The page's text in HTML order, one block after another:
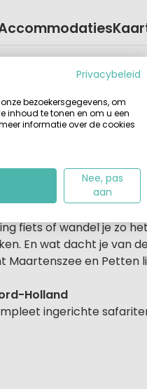
glampingcamping de
Geniet 's morgens
er ruimte genoeg om
te tafelvoetballen
Op 650 meter van
fiets of wandel je zo
En wat dacht je van
Maartenszee en Petten
Holland
ingerichte
Privacybeleid
bezoekersgegevens, om
inhoud te tonen en om u een
informatie over de cookies
Nee, pas
aan